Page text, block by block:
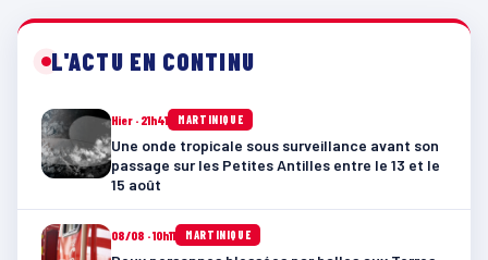
L'ACTU EN CONTINU
Hier · 21h41 MARTINIQUE
Une onde tropicale sous surveillance avant son
passage sur les Petites Antilles entre le 13 et le
15 août
08/08 · 10h11 MARTINIQUE